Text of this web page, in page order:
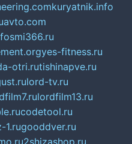
kuryatnik.info
smi366.ru
yes-fitness.ru
otri.rutishinapve.ru
lord-tv.ru
lordfilm13.ru
codetool.ru
1.rugooddver.ru
2shizashop.ru